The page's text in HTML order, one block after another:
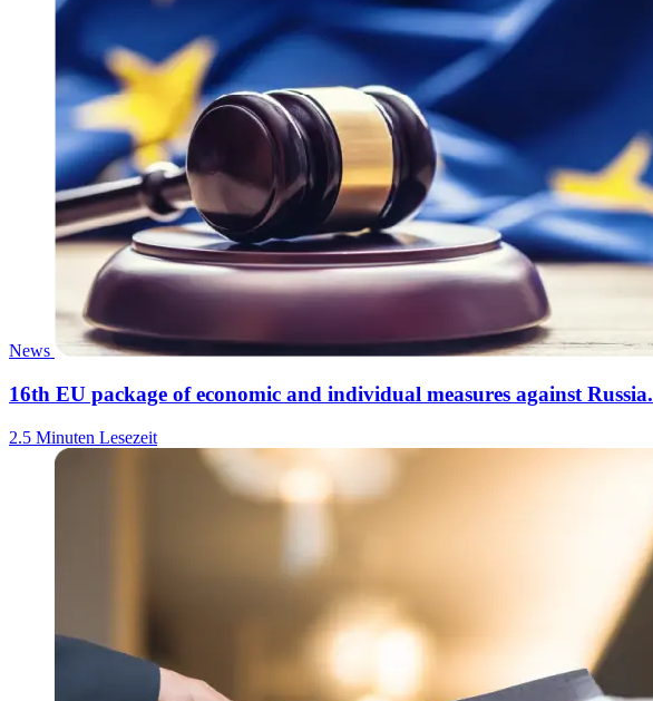
News
16th EU package of economic and individual measures against Russia.
2.5 Minuten Lesezeit